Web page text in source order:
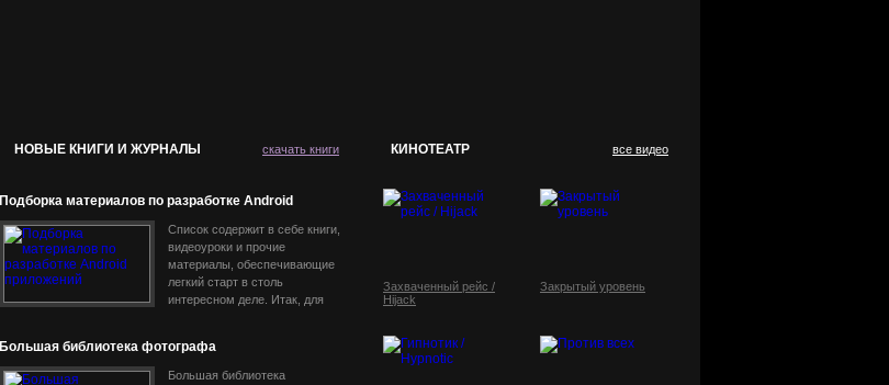
НОВЫЕ КНИГИ И ЖУРНАЛЫ скачать книги
Подборка материалов по разработке Android
Список содержит в себе книги,
видеоуроки и прочие
материалы, обеспечивающие
легкий старт в столь
интересном деле. Итак, для
Android и какие
Большая библиотека фотографа
Большая библиотека
КИНОТЕАТР все видео
Захваченный рейс /
Hijack
Закрытый уровень